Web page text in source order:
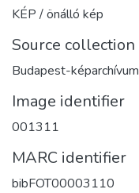
KÉP / önálló kép
Source collection
Budapest-képarchívum
Image identifier
001311
MARC identifier
bibFOT00003110